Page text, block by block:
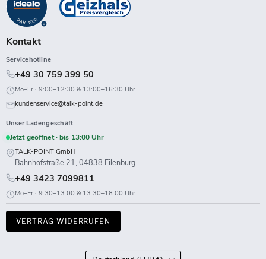
FacebookInstagramLinkedInTikTokTwitch
Kontakt
Servicehotline
+49 30 759 399 50
Mo–Fr · 9:00–12:30 & 13:00–16:30 Uhr
kundenservice@talk-point.de
Unser Ladengeschäft
Jetzt geöffnet · bis 13:00 Uhr
TALK-POINT GmbH
Bahnhofstraße 21, 04838 Eilenburg
+49 3423 7099811
Mo–Fr · 9:30–13:00 & 13:30–18:00 Uhr
VERTRAG WIDERRUFEN
Land